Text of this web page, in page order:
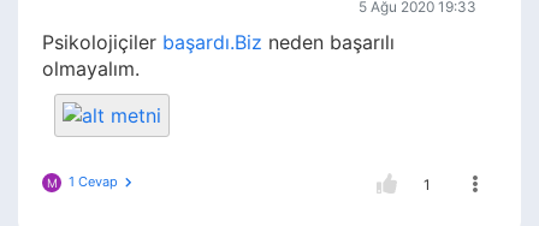
5 Ağu 2020 19:33
Psikolojiçiler başardı.Biz neden başarılı
olmayalım.
M 1 Cevap 1